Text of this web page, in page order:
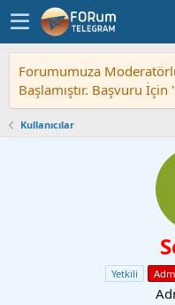
Forumumuza
Başlamıştır. Başvuru
Kullanıcılar
Yetkili